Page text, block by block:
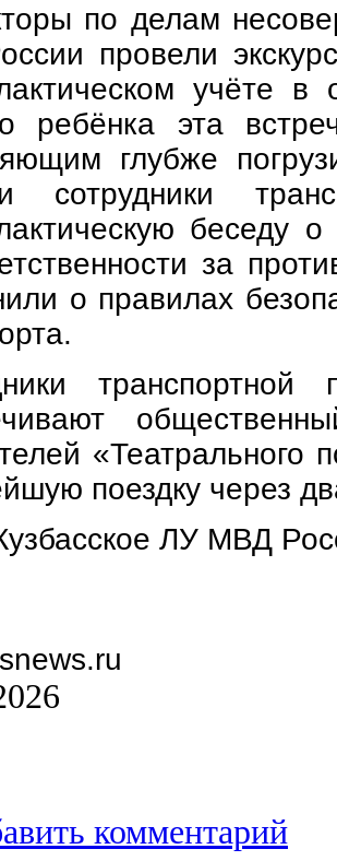
по делам
провели
учёте в
ребёнка эта
глубже
сотрудники
беседу
за
о правилах
«Театрального
поездку через
ЛУ МВД
комментарий